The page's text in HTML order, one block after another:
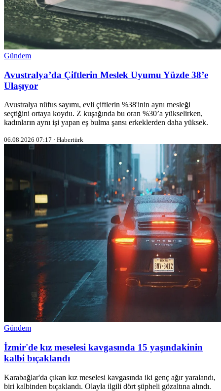
Gündem
Avustralya’da Çiftlerin Meslek Uyumu Yüzde 38’e
Ulaşıyor
Avustralya nüfus sayımı, evli çiftlerin %38'inin aynı mesleği
seçtiğini ortaya koydu. Z kuşağında bu oran %30’a yükselirken,
kadınların aynı işi yapan eş bulma şansı erkeklerden daha yüksek.
06.08.2026 07:17 · Habertürk
Gündem
İzmir'de kız meselesi kavgasında 15 yaşındakinin
kalbi bıçaklandı
Karabağlar'da çıkan kız meselesi kavgasında iki genç ağır yaralandı,
biri kalbinden bıçaklandı. Olayla ilgili dört şüpheli gözaltına alındı.